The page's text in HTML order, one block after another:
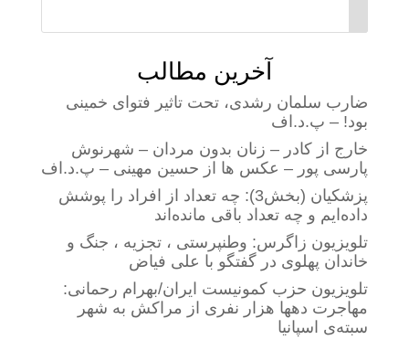
آخرین مطالب
ضارب سلمان رشدی، تحت تاثیر فتوای خمینی
بود! – پ.د.اف
خارج از کادر – زنان بدون مردان – شهرنوش
پارسی پور – عکس ها از حسین مهینی – پ.د.اف
پزشکیان (بخش3): چه تعداد از افراد را پوشش
داده‌ایم و چه تعداد باقی مانده‌اند
تلویزیون زاگرس: وطنپرستی ، تجزیه ، جنگ و
خاندان پهلوی در گفتگو با علی فیاض
تلویزیون حزب کمونیست ایران/بهرام رحمانی:
مهاجرت دهها هزار نفری از مراکش به شهر
سبته‌ی اسپانیا